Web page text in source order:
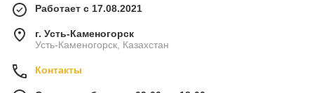
Работает с 17.08.2021
г. Усть-Каменогорск
Усть-Каменогорск, Казахстан
Контакты